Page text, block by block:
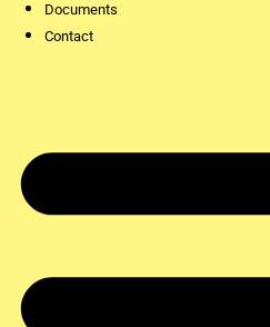
Documents
Contact